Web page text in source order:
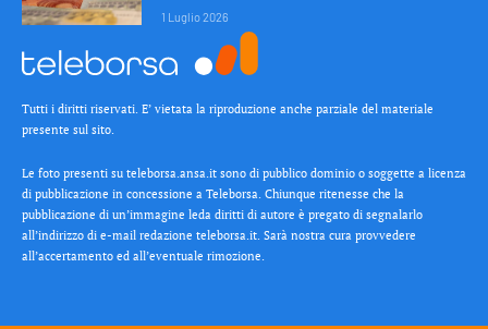
1 Luglio 2026
Tutti i diritti riservati. E’ vietata la riproduzione anche parziale del materiale
presente sul sito.
Le foto presenti su teleborsa.ansa.it sono di pubblico dominio o soggette a licenza
di pubblicazione in concessione a Teleborsa. Chiunque ritenesse che la
pubblicazione di un’immagine leda diritti di autore è pregato di segnalarlo
all’indirizzo di e-mail redazione teleborsa.it. Sarà nostra cura provvedere
all’accertamento ed all’eventuale rimozione.